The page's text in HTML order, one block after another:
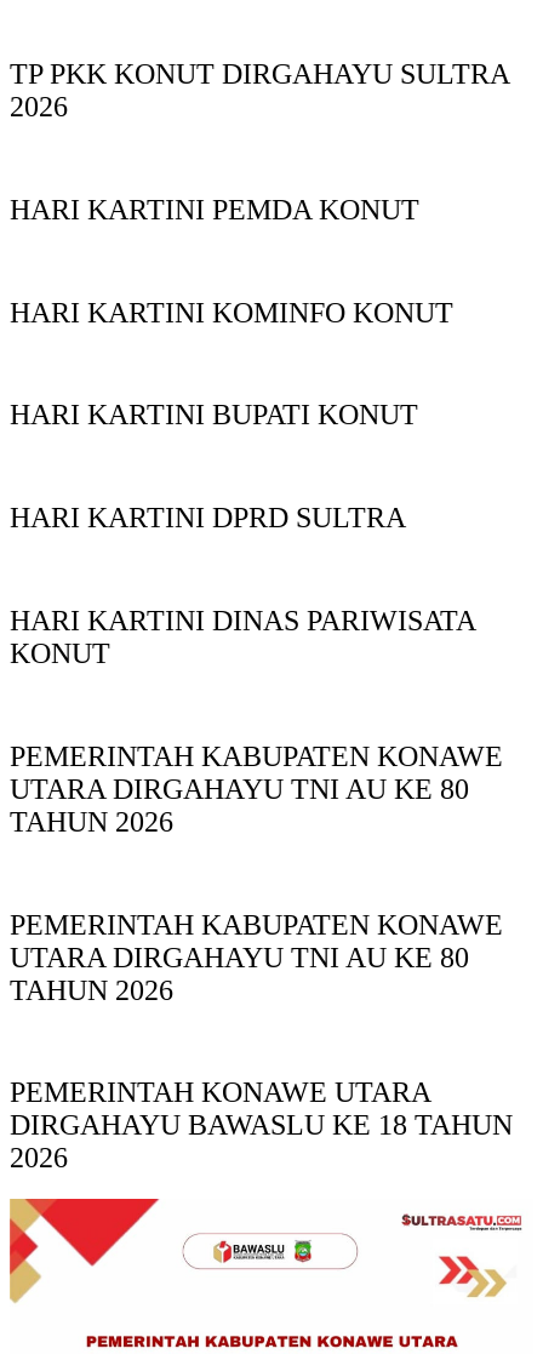
TP PKK KONUT DIRGAHAYU SULTRA
2026
HARI KARTINI PEMDA KONUT
HARI KARTINI KOMINFO KONUT
HARI KARTINI BUPATI KONUT
HARI KARTINI DPRD SULTRA
HARI KARTINI DINAS PARIWISATA
KONUT
PEMERINTAH KABUPATEN KONAWE
UTARA DIRGAHAYU TNI AU KE 80
TAHUN 2026
PEMERINTAH KABUPATEN KONAWE
UTARA DIRGAHAYU TNI AU KE 80
TAHUN 2026
PEMERINTAH KONAWE UTARA
DIRGAHAYU BAWASLU KE 18 TAHUN
2026